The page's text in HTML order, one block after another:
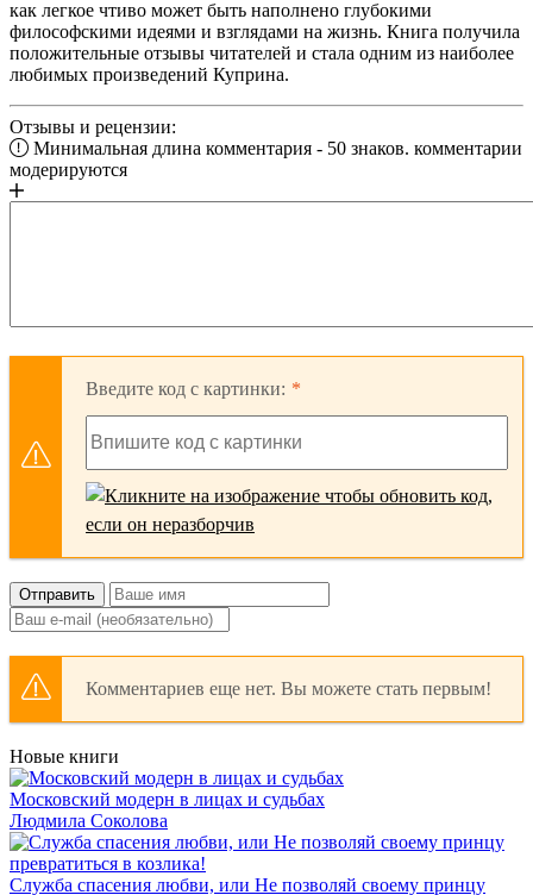
как легкое чтиво может быть наполнено глубокими
философскими идеями и взглядами на жизнь. Книга получила
положительные отзывы читателей и стала одним из наиболее
любимых произведений Куприна.
Отзывы и рецензии:
Минимальная длина комментария - 50 знаков. комментарии
модерируются
Введите код с картинки:
Отправить
Комментариев еще нет. Вы можете стать первым!
Новые книги
Московский модерн в лицах и судьбах
Людмила Соколова
Служба спасения любви, или Не позволяй своему принцу